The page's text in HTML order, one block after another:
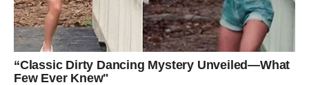
Ribe, ova poruka nije slučajna.
Ona dolazi kao znak da ulazite u razdoblje tokom kojeg će
vam život pokazati svoju nježniju i ljepšu stranu.